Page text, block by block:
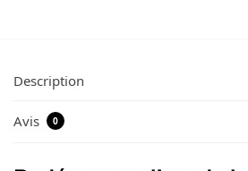
Description
Avis 0